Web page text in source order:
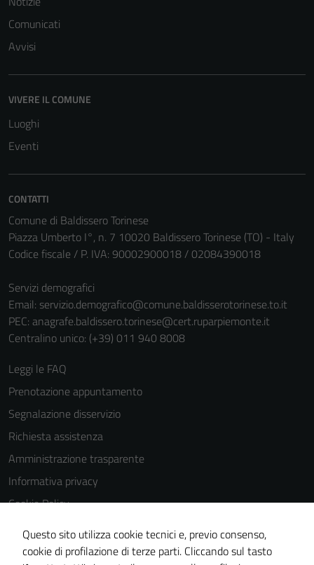
Comunicati
Avvisi
VIVERE IL COMUNE
Luoghi
Eventi
CONTATTI
Comune di Baldissero Torinese
Piazza Umberto I°, n. 7 10020 Baldissero Torinese (TO) - Italy
Codice fiscale / P. IVA: 90002900018 / 02084390018
Servizi demografici
Email: servizio.demografico@comune.baldisserotorinese.to.it
PEC: anagrafe.baldissero.torinese@cert.ruparpiemonte.it
Centralino unico: (+39) 011 940 8008
Leggi le FAQ
Prenotazione appuntamento
Segnalazione disservizio
Richiesta assistenza
Amministrazione trasparente
Informativa privacy
Cookie Policy
Note legali
Dichiarazione di accessibilità
Questo sito utilizza cookie tecnici e, previo consenso,
cookie di profilazione di terze parti. Cliccando sul tasto
sono necessari
per il
possono
essere
disabilitati.